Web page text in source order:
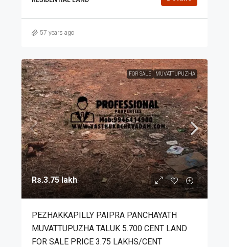
57 years ago
FOR SALE MUVATTUPUZHA
Rs.3.75 lakh
PEZHAKKAPILLY PAIPRA PANCHAYATH
MUVATTUPUZHA TALUK 5.700 CENT LAND
FOR SALE PRICE 3.75 LAKHS/CENT